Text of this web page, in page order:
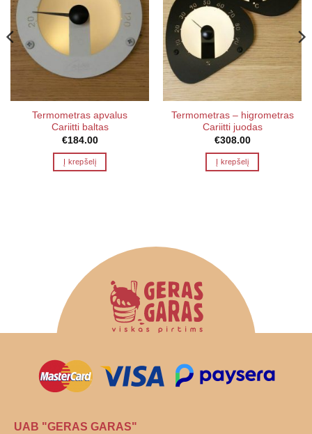
Termometras apvalus
Cariitti baltas
€184.00
Į krepšelį
Termometras – higrometras
Cariitti juodas
€308.00
Į krepšelį
UAB "GERAS GARAS"